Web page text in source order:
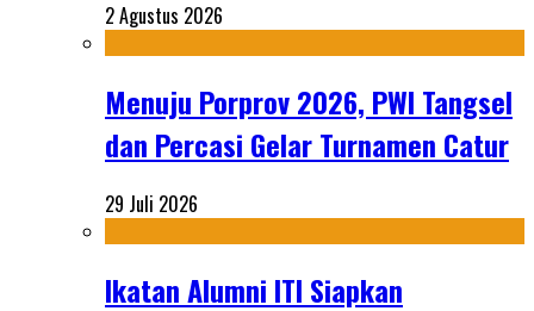
2 Agustus 2026
Menuju Porprov 2026, PWI Tangsel
dan Percasi Gelar Turnamen Catur
29 Juli 2026
Ikatan Alumni ITI Siapkan